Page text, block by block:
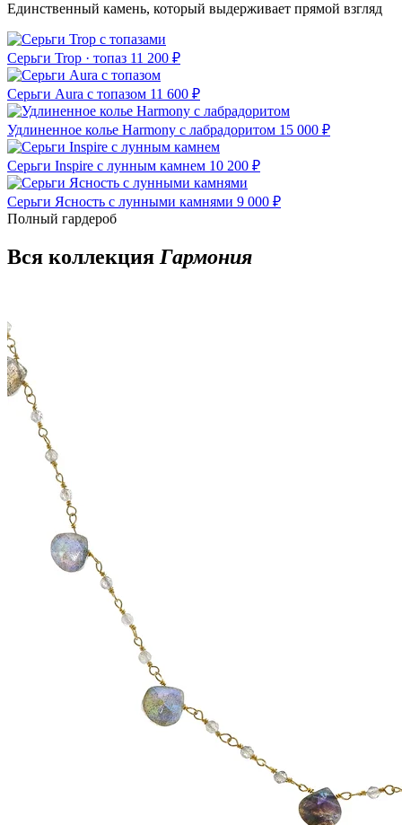
Единственный камень, который выдерживает прямой взгляд
Серьги Trop · топаз 11 200 ₽
Серьги Aura с топазом 11 600 ₽
Удлиненное колье Harmony с лабрадоритом 15 000 ₽
Серьги Inspire с лунным камнем 10 200 ₽
Серьги Ясность с лунными камнями 9 000 ₽
Полный гардероб
Вся коллекция Гармония